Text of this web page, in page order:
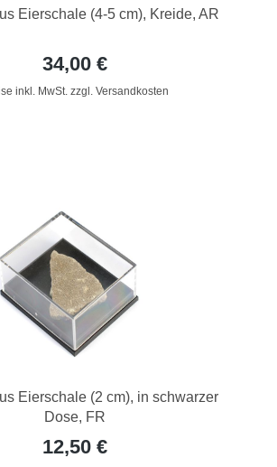
Eierschale (4-5 cm), Kreide, AR
34,00 €
inkl. MwSt. zzgl. Versandkosten
Eierschale (2 cm), in schwarzer
Dose, FR
12,50 €